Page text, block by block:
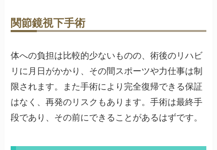
関節鏡視下手術
体への負担は比較的少ないものの、術後のリハビ
リに月日がかかり、その間スポーツや力仕事は制
限されます。また手術により完全復帰できる保証
はなく、再発のリスクもあります。手術は最終手
段であり、その前にできることがあるはずです。